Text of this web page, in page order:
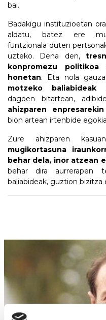
bai.
Badakigu instituzioetan
aldatu, batez ere
funtzionala duten
uzteko. Dena den,
konpromezu
honetan. Eta nola
motzeko baliabideak
dagoen bitartean,
ahizparen
bion artean irtenbide
Zure ahizparen
mugikortasuna
behar dela, inor atzean
behar dira aurrerapen
baliabideak, guztion bizitza